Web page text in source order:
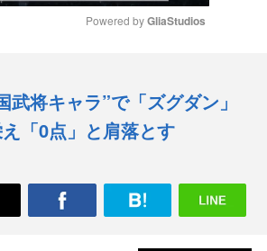
e
Powered by GliaStudios
武将キャラ”で「ズグダン」
「0点」と肩落とす